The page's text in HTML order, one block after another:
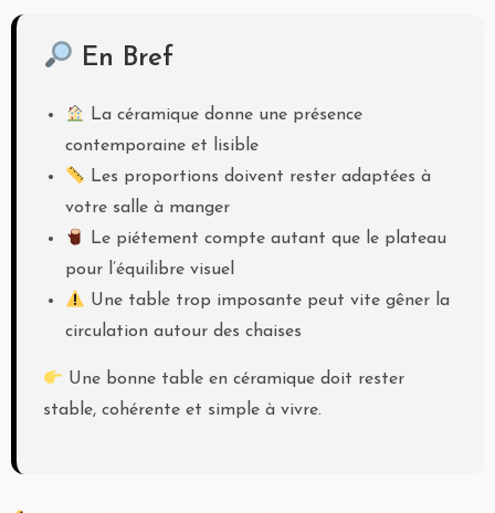
En Bref
La céramique donne une présence
contemporaine et lisible
Les proportions doivent rester adaptées à
votre salle à manger
Le piétement compte autant que le plateau
pour l’équilibre visuel
Une table trop imposante peut vite gêner la
circulation autour des chaises
Une bonne table en céramique doit rester
stable, cohérente et simple à vivre.